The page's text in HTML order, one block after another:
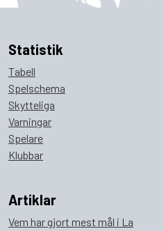
Statistik
Tabell
Spelschema
Skytteliga
Varningar
Spelare
Klubbar
Artiklar
Vem har gjort mest mål i La